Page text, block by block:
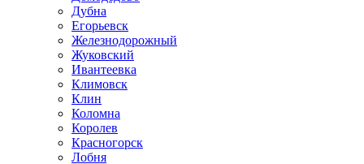
Дубна
Егорьевск
Железнодорожный
Жуковский
Ивантеевка
Климовск
Клин
Коломна
Королев
Красногорск
Лобня